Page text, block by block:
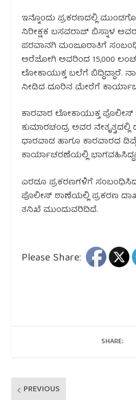
ಇನ್ನೊಂದು ಪ್ರಕರಣದಲ್ಲಿ
ನಿರೀಕ್ಷಕ ಬಸವರಾಜ್ ಬಿಸ್ನಾಳ
ಪರವಾನಗಿ ಮಂಜೂರಾತಿಗೆ
ಅರೆಜೋಗಿ ಅವರಿಂದ ₹15,000
ಲೋಕಾಯುಕ್ತ ಬಲೆಗೆ
ನೀಡಿದ ದೂರಿನ ಮೇರೆಗೆ
ಕಾರವಾರ ಲೋಕಾಯುಕ್ತ ಪೊಲೀಸ್
ಕುಮಾರಚಂದ್ರ ಅವರ ನೇತೃತ್ವದಲ್ಲಿ
ಧಾರವಾಡ ಹಾಗೂ ಕಾರವಾರದ
ಕಾರ್ಯಾಚರಣೆಯಲ್ಲಿ
ಎರಡೂ ಪ್ರಕರಣಗಳಿಗೆ
ಪೊಲೀಸ್ ಠಾಣೆಯಲ್ಲಿ ಪ್ರಕರಣ
ತನಿಖೆ ಮುಂದುವರಿದಿದೆ.
Please Share:
SHARE:
PREVIOUS